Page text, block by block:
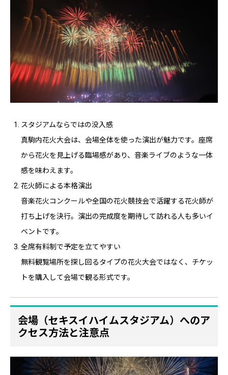
スタジアムならではの没入感
真駒内花火大会は、会場全体を使った演出が魅力です。座席
から花火を見上げる臨場感があり、音楽ライブのような一体
感を味わえます。
花火師による本格演出
音楽花火コンクールや全国の花火競技会で活躍する花火師が
打ち上げを決行。演出の完成度を期待して訪れる人も多いイ
ベントです。
全席有料制で予定を立てやすい
無料観覧場所を探し回るタイプの花火大会ではなく、チケッ
トを購入して会場で観る形式です。
会場（セキスイハイムスタジアム）へのア
クセス方法と注意点